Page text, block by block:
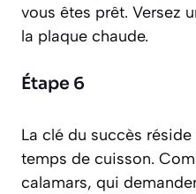
vous êtes prêt. Versez
la plaque chaude.
Étape 6
La clé du succès
temps de cuisson.
calamars, qui